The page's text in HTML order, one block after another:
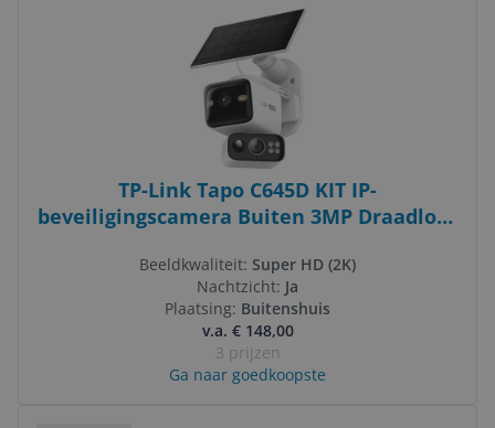
TP-Link Tapo C645D KIT IP-
beveiligingscamera Buiten 3MP Draadloos
Beeldkwaliteit: Super HD (2K)
Nachtzicht: Ja
Plaatsing: Buitenshuis
v.a. € 148,00
3 prijzen
Ga naar goedkoopste